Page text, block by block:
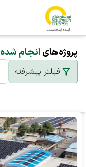
پروژه‌های انجام شده
فیلتر پیشرفته